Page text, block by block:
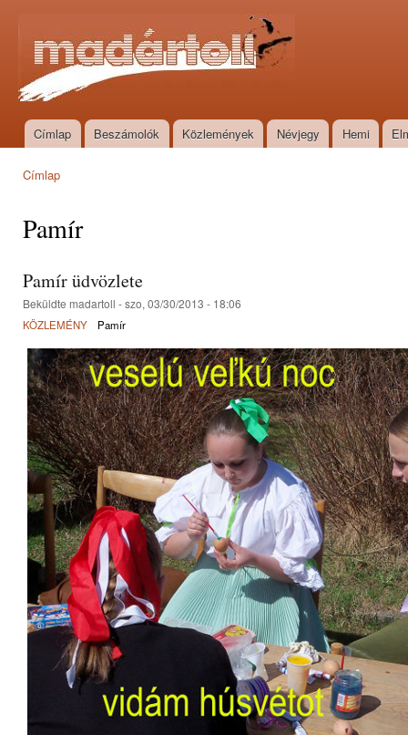
Madártoll
Főmenü
Címlap Beszámolók Közlemények Névjegy Hemi
Címlap
Pamír
Pamír üdvözlete
Beküldte madartoll - szo, 03/30/2013 - 18:06
KÖZLEMÉNY Pamír